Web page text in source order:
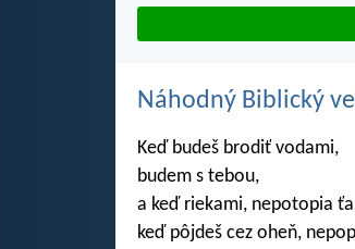
Náhodný Biblický
Keď budeš brodiť vodami,
budem s tebou,
a keď riekami, nepotopia
keď pôjdeš cez oheň,